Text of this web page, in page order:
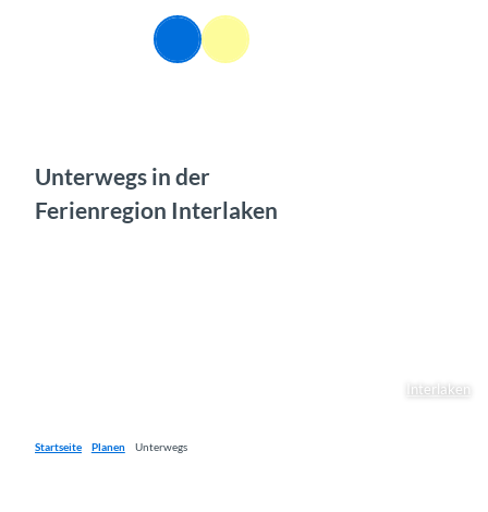
Suche Menü
Interlaken
Unterwegs in der
Ferienregion Interlaken
Startseite Planen Unterwegs